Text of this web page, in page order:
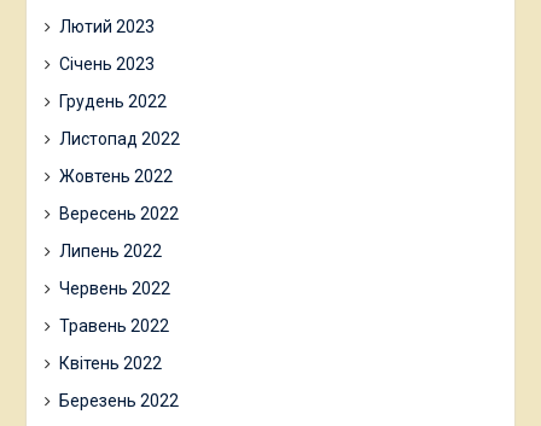
Лютий 2023
Січень 2023
Грудень 2022
Листопад 2022
Жовтень 2022
Вересень 2022
Липень 2022
Червень 2022
Травень 2022
Квітень 2022
Березень 2022